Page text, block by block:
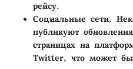
рейсу.
Социальные сети.
публикуют
страницах на
Twitter, что может